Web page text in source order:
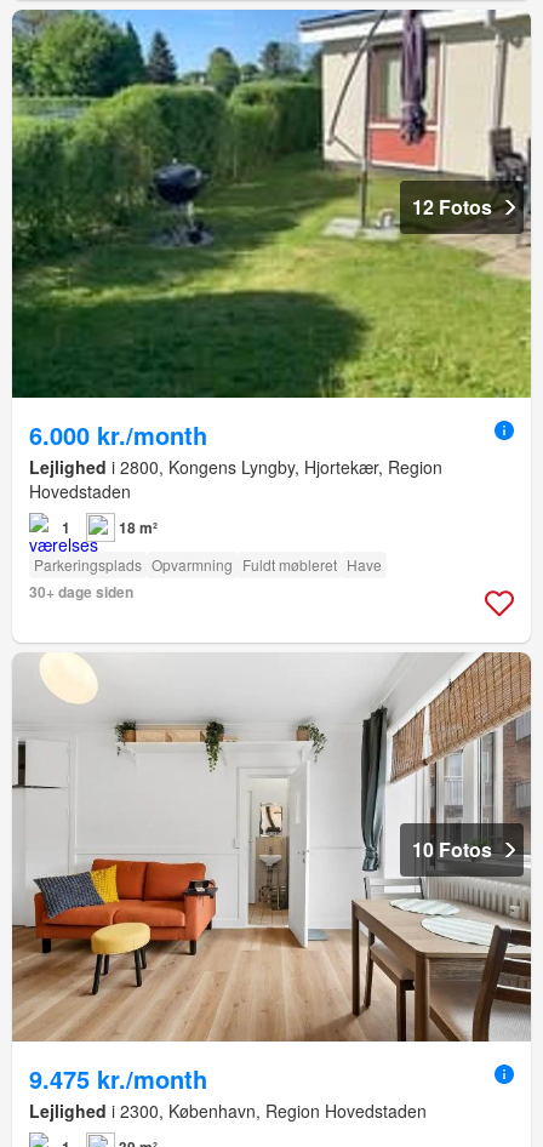
12 Fotos
6.000 kr./month
Lejlighed i 2800, Kongens Lyngby, Hjortekær, Region
Hovedstaden
1 18 m²
Parkeringsplads Opvarmning Fuldt møbleret Have
30+ dage siden
10 Fotos
9.475 kr./month
Lejlighed i 2300, København, Region Hovedstaden